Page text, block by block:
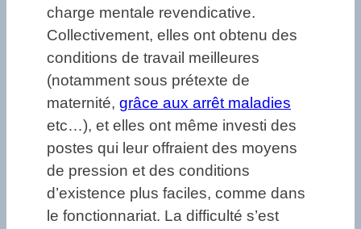
charge mentale revendicative.
Collectivement, elles ont obtenu des
conditions de travail meilleures
(notamment sous prétexte de
maternité, grâce aux arrêt maladies
etc…), et elles ont même investi des
postes qui leur offraient des moyens
de pression et des conditions
d’existence plus faciles, comme dans
le fonctionnariat. La difficulté s’est